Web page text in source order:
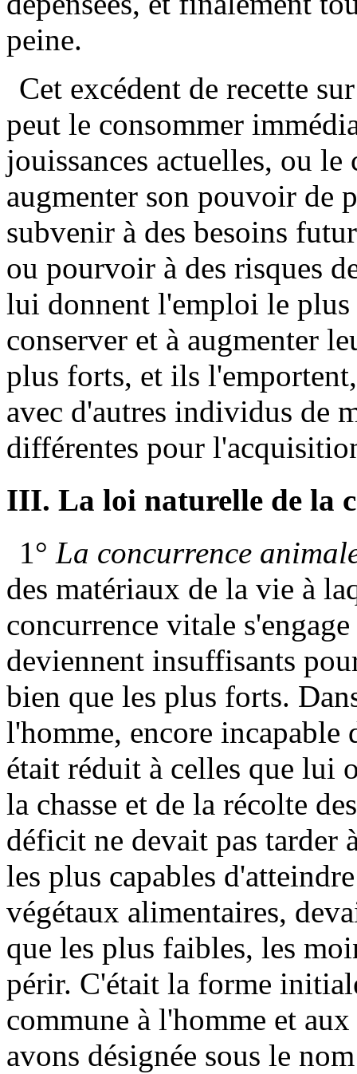
peine.
Cet excédent de recette
peut le consommer
jouissances actuelles, ou
augmenter son pouvoir de
subvenir à des besoins
ou pourvoir à des risques
lui donnent l'emploi le
conserver et à augmenter
plus forts, et ils
avec d'autres individus de
différentes pour
III. La loi naturelle de la
1° La concurrence
des matériaux de la vie à
concurrence vitale
deviennent insuffisants
bien que les plus forts.
l'homme, encore incapable
était réduit à celles que
la chasse et de la récolte
déficit ne devait pas tarder
les plus capables
végétaux alimentaires,
que les plus faibles, les
périr. C'était la forme
commune à l'homme et
avons désignée sous le